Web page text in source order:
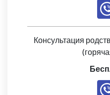
Консультация